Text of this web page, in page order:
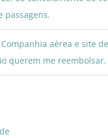
passagens.
aérea e site
querem me reembolsar.